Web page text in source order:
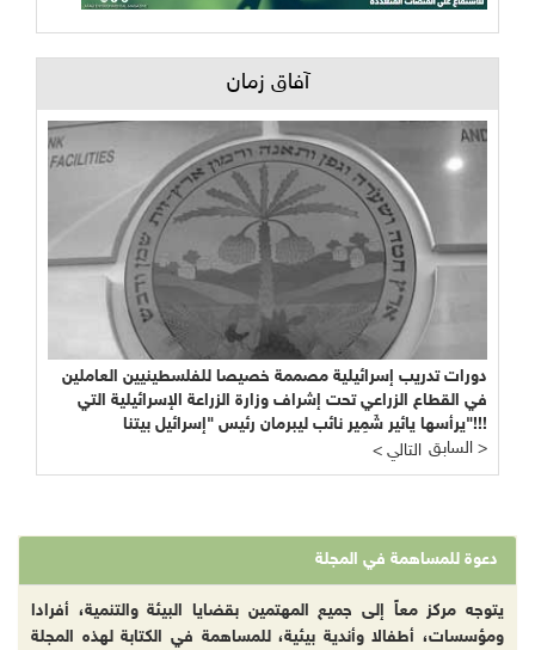
آفاق زمان
دورات تدريب إسرائيلية مصممة خصيصا للفلسطينيين العاملين
في القطاع الزراعي تحت إشراف وزارة الزراعة الإسرائيلية التي
يرأسها يائير شَمِير نائب ليبرمان رئيس "إسرائيل بيتنا"!!!
< التالي
السابق >
دعوة للمساهمة في المجلة
يتوجه مركز معاً إلى جميع المهتمين بقضايا البيئة والتنمية، أفرادا
ومؤسسات، أطفالا وأندية بيئية، للمساهمة في الكتابة لهذه المجلة